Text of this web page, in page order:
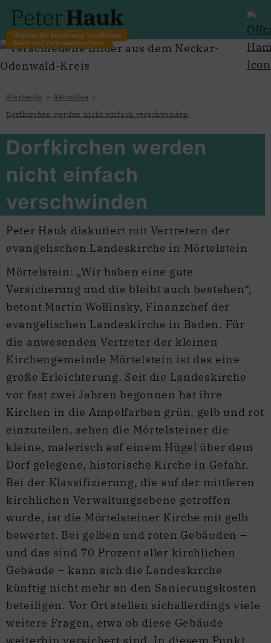
Startseite
Aktuelles
Dorfkirchen werden nicht einfach verschwinden
Dorfkirchen werden
nicht einfach
verschwinden
Peter Hauk diskutiert mit Vertretern der
evangelischen Landeskirche in Mörtelstein
Mörtelstein: „Wir haben eine gute
Versicherung und die bleibt auch bestehen“,
betont Martin Wollinsky, Finanzchef der
evangelischen Landeskirche in Baden. Für
die anwesenden Vertreter der kleinen
Kirchengemeinde Mörtelstein ist das eine
große Erleichterung. Seit die Landeskirche
vor fast zwei Jahren begonnen hat ihre
Kirchen in die Ampelfarben grün, gelb und rot
einzuteilen, sehen die Mörtelsteiner die
kleine, malerisch auf einem Hügel über dem
Dorf gelegene, historische Kirche in Gefahr.
Bei der Klassifizierung, die auf der mittleren
kirchlichen Verwaltungsebene getroffen
wurde, ist die Mörtelsteiner Kirche mit gelb
bewertet. Bei gelben und roten Gebäuden –
und das sind 70 Prozent aller kirchlichen
Gebäude – kann sich die Landeskirche
künftig nicht mehr an den Sanierungskosten
beteiligen. Vor Ort stellen sichallerdings viele
weitere Fragen, etwa ob diese Gebäude